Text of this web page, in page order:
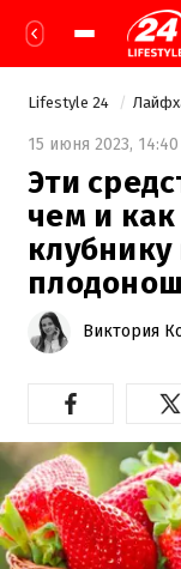
Lifestyle 24
15 июня 2023, 14:40
Эти
чем и
Виктория